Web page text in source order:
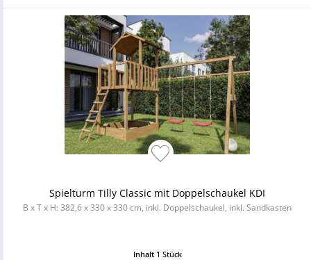
Spielturm Tilly Classic mit Doppelschaukel KDI
B x T x H: 382,6 x 330 x 330 cm, inkl. Doppelschaukel, inkl. Sandkasten
Inhalt 1 Stück